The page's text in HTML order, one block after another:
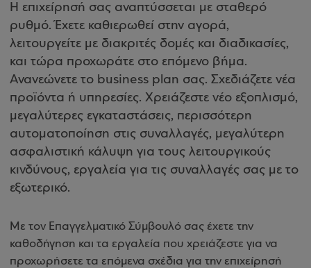
Η επιχείρησή σας αναπτύσσεται με σταθερό
ρυθμό. Έχετε καθιερωθεί στην αγορά,
λειτουργείτε με διακριτές δομές και διαδικασίες,
και τώρα προχωράτε στο επόμενο βήμα.
Ανανεώνετε το business plan σας. Σχεδιάζετε νέα
προϊόντα ή υπηρεσίες. Χρειάζεστε νέο εξοπλισμό,
μεγαλύτερες εγκαταστάσεις, περισσότερη
αυτοματοποίηση στις συναλλαγές, μεγαλύτερη
ασφαλιστική κάλυψη για τους λειτουργικούς
κινδύνους, εργαλεία για τις συναλλαγές σας με το
εξωτερικό.
Με τον Επαγγελματικό Σύμβουλό σας έχετε την
καθοδήγηση και τα εργαλεία που χρειάζεστε για να
προχωρήσετε τα επόμενα σχέδια για την επιχείρησή